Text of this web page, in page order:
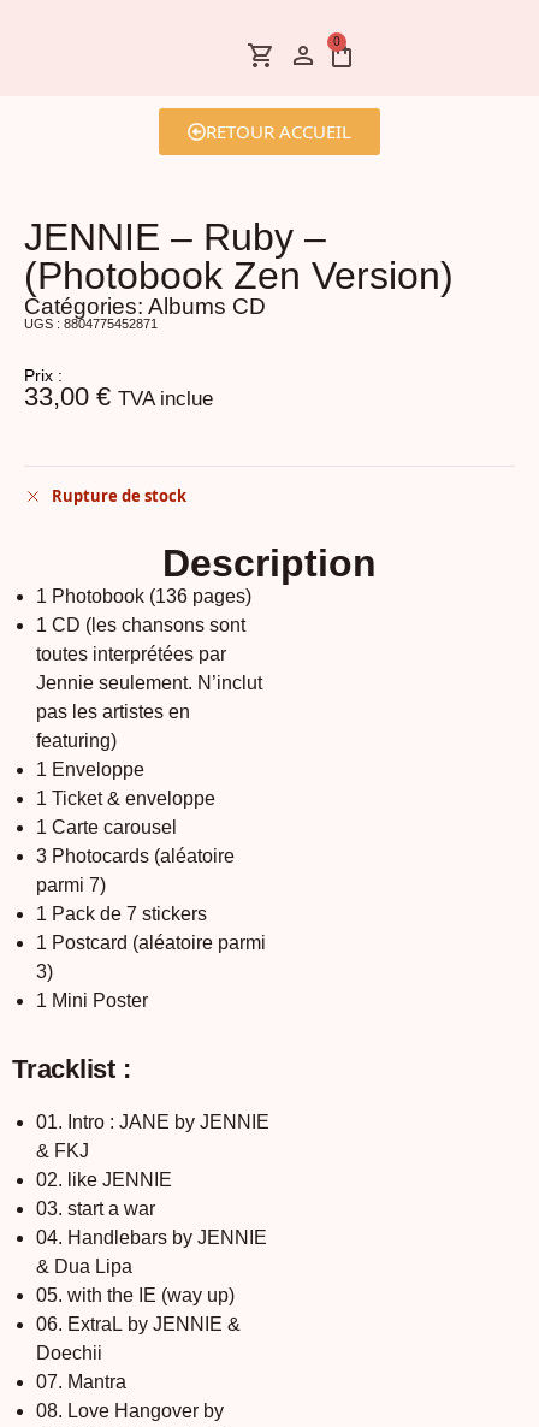
0
RETOUR ACCUEIL
JENNIE – Ruby –
(Photobook Zen Version)
Catégories: Albums CD
UGS : 8804775452871
Prix :
33,00 € TVA inclue
Rupture de stock
Description
1 Photobook (136 pages)
1 CD (les chansons sont
toutes interprétées par
Jennie seulement. N’inclut
pas les artistes en
featuring)
1 Enveloppe
1 Ticket & enveloppe
1 Carte carousel
3 Photocards (aléatoire
parmi 7)
1 Pack de 7 stickers
1 Postcard (aléatoire parmi
3)
1 Mini Poster
Tracklist :
01. Intro : JANE by JENNIE
& FKJ
02. like JENNIE
03. start a war
04. Handlebars by JENNIE
& Dua Lipa
05. with the IE (way up)
06. ExtraL by JENNIE &
Doechii
07. Mantra
08. Love Hangover by